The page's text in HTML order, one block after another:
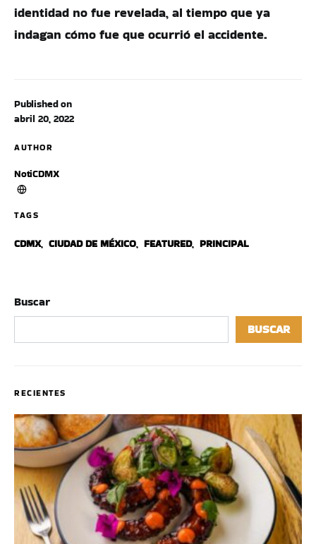
Published on
abril 20, 2022
AUTHOR
NotiCDMX
TAGS
CDMX, CIUDAD DE MÉXICO, FEATURED, PRINCIPAL
identidad no fue revelada, al tiempo que ya
indagan cómo fue que ocurrió el accidente.
Buscar
BUSCAR
RECIENTES